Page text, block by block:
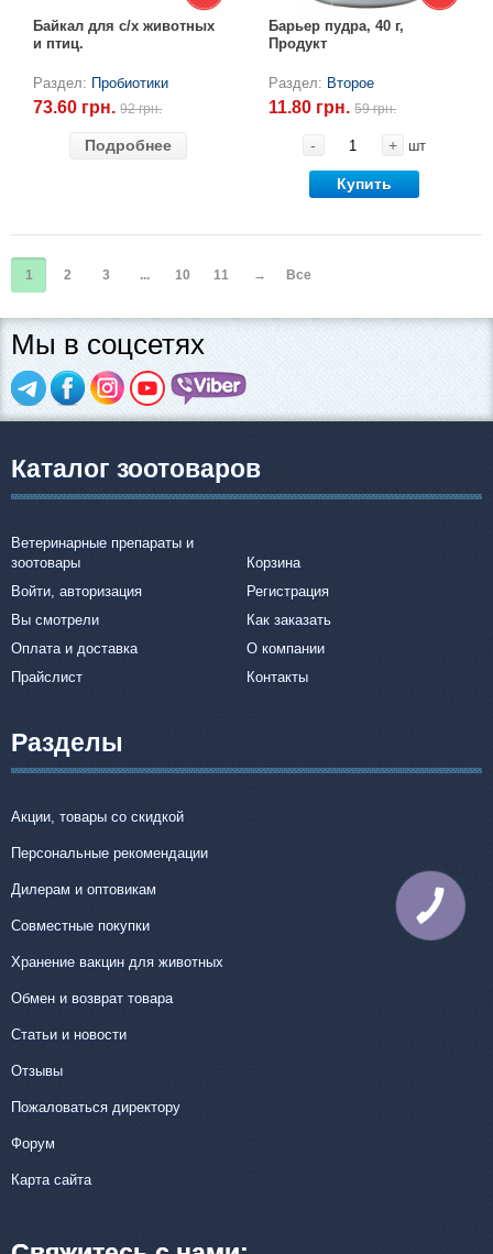
Байкал для с/х животных
и птиц.
Раздел: Пробиотики
73.60 грн.92 грн.
Подробнее
Барьер пудра, 40 г,
Продукт
Раздел: Второе
11.80 грн.59 грн.
- + шт
Купить
1 2 3 ... 10 11 → Все
Мы в соцсетях
Каталог зоотоваров
Ветеринарные препараты и
зоотовары
Корзина
Войти, авторизация
Регистрация
Вы смотрели
Как заказать
Оплата и доставка
О компании
Прайслист
Контакты
Разделы
Акции, товары со скидкой
Персональные рекомендации
Дилерам и оптовикам
Совместные покупки
Хранение вакцин для животных
Обмен и возврат товара
Статьи и новости
Отзывы
Пожаловаться директору
Форум
Карта сайта
КНОПКА
СВЯЗИ